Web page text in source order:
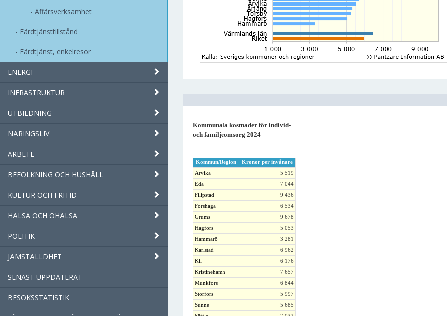
Affärsverksamhet
Färdtjänsttillstånd
Färdtjänst, enkelresor
ENERGI
INFRASTRUKTUR
UTBILDNING
NÄRINGSLIV
ARBETE
BEFOLKNING OCH HUSHÅLL
KULTUR OCH FRITID
HÄLSA OCH OHÄLSA
POLITIK
JÄMSTÄLLDHET
SENAST UPPDATERAT
BESÖKSSTATISTIK
Kommunala kostnader för individ-
och familjeomsorg 2024
Kommun/Region
Kronor per invånare
Arvika
5 519
Eda
7 044
Filipstad
9 436
Forshaga
6 534
Grums
9 678
Hagfors
5 053
Hammarö
3 281
Karlstad
6 962
Kil
6 176
Kristinehamn
7 657
Munkfors
6 844
Storfors
5 997
Sunne
5 685